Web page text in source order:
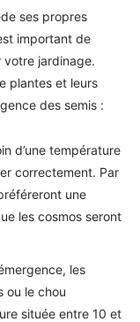
ses propres
important de
votre jardinage.
plantes et leurs
des semis :
d’une température
correctement. Par
une
les cosmos seront
les
ou le chou
située entre 10 et